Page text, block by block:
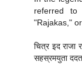
referred
"Rajakas,"
चित्र इद राजा
सहस्रमयुता